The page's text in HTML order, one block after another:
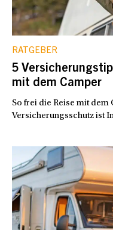
RATGEBER
5
mit dem Camper
So frei die Reise mit dem
Versicherungsschutz ist